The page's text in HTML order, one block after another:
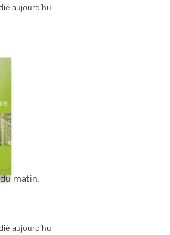
aujourd’hui
matin.
aujourd’hui